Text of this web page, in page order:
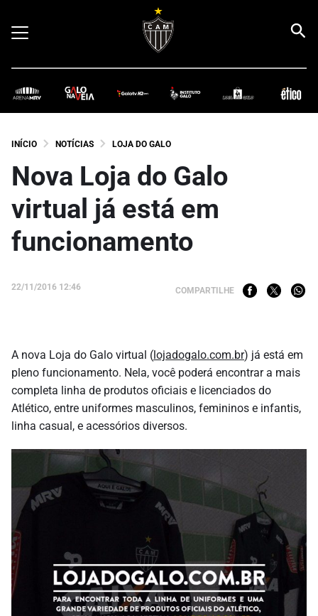
INÍCIO NOTÍCIAS LOJA DO GALO
Nova Loja do Galo
virtual já está em
funcionamento
22/11/2016 12:46 COMPARTILHE
A nova Loja do Galo virtual (lojadogalo.com.br) já está em
pleno funcionamento. Nela, você poderá encontrar a mais
completa linha de produtos oficiais e licenciados do
Atlético, entre uniformes masculinos, femininos e infantis,
linha casual, e acessórios diversos.